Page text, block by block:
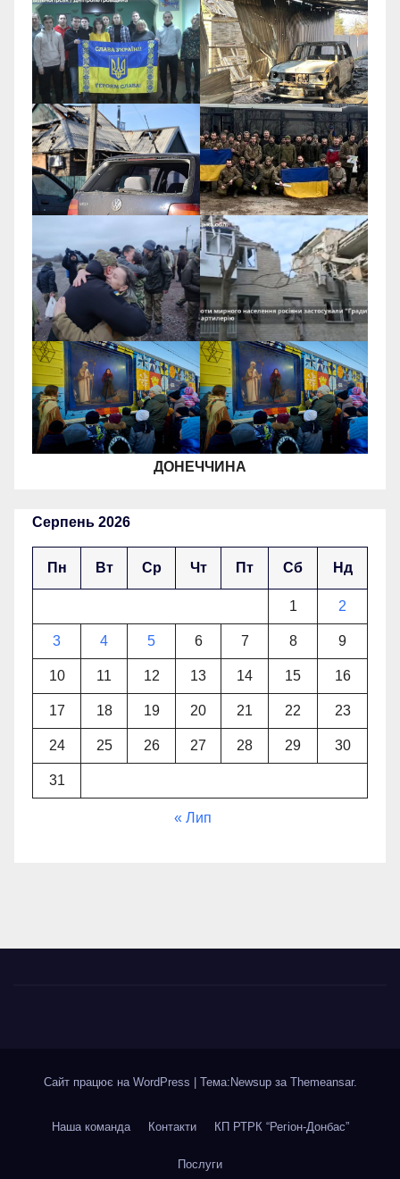
ДОНЕЧЧИНА
Серпень 2026
Пн Вт Ср Чт Пт Сб Нд
1 2
3 4 5 6 7 8 9
10 11 12 13 14 15 16
17 18 19 20 21 22 23
24 25 26 27 28 29 30
31
« Лип
Сайт працює на WordPress Тема:Newsup за Themeansar.
Наша команда Контакти КП РТРК “Регіон-Донбас”
Послуги